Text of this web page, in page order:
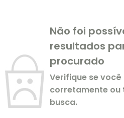
CARBURADOR NT
CARBURADOR SPEED
CARBURADOR WABRON
LINHA TAPIOCA
LINHA AGUA DE COCO
LINHA DE CAIXAS TÉRMICAS
Não foi
resultados
procurado
Verifique se
corretamente ou
busca.